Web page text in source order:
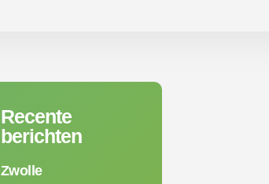
Recente
berichten
Zwolle